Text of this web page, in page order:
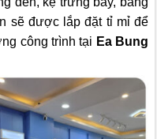
sẽ được lắp đặt tỉ mỉ để
công trình tại Ea Bung